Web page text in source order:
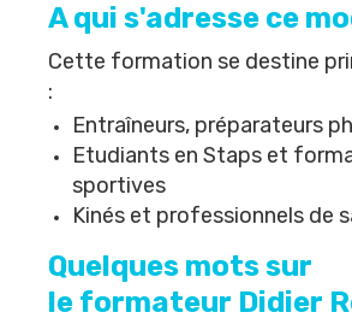
A qui s'adresse ce
Cette formation se destine
:
Entraîneurs, préparateurs
Etudiants en Staps et
sportives
Kinés et professionnels de
Quelques mots sur
le formateur Didier